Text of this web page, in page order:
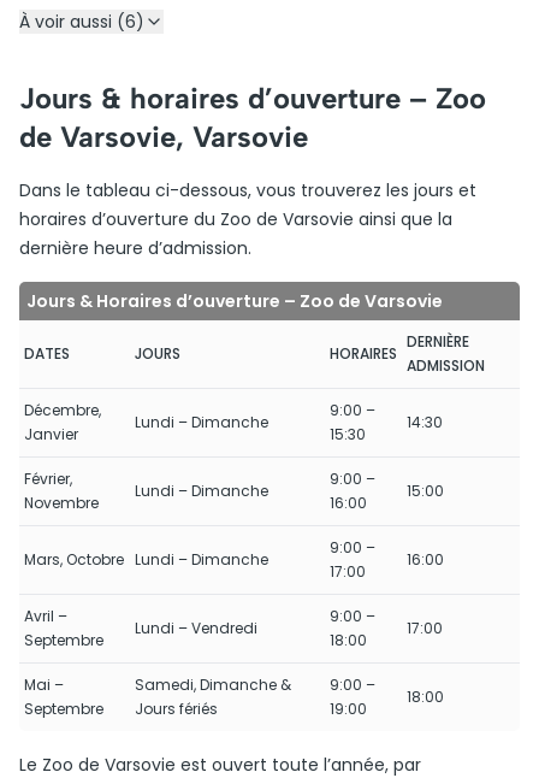
À voir aussi (6)
Jours & horaires d’ouverture – Zoo
de Varsovie, Varsovie
Dans le tableau ci-dessous, vous trouverez les jours et
horaires d’ouverture du Zoo de Varsovie ainsi que la
dernière heure d’admission.
Jours & Horaires d’ouverture – Zoo de Varsovie
DATES JOURS HORAIRES
DERNIÈRE
ADMISSION
Décembre,
Janvier
Lundi – Dimanche
9:00 –
15:30
14:30
Février,
Novembre
Lundi – Dimanche
9:00 –
16:00
15:00
Mars, Octobre Lundi – Dimanche
9:00 –
17:00
16:00
Avril –
Septembre
Lundi – Vendredi
9:00 –
18:00
17:00
Mai –
Septembre
Samedi, Dimanche &
Jours fériés
9:00 –
19:00
18:00
Le Zoo de Varsovie est ouvert toute l’année, par